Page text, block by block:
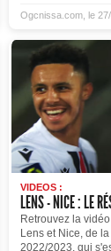
Ogcnissa.com, le
VIDEOS :
LENS - NICE : LE
Retrouvez la
Lens et Nice, de
2022/2023, qui